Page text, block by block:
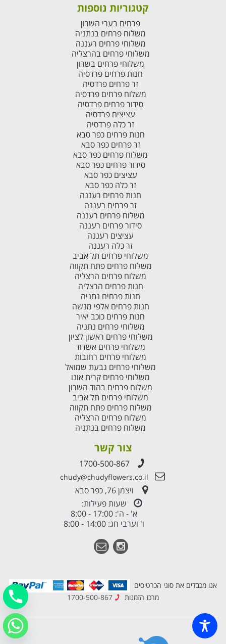
קטגוריות נוספות
פרחים בערי השרון
משלוח פרחים בנתניה
משלוחי פרחים רעננה
משלוחי פרחים בהרצליה
משלוחי פרחים בשרון
חנות פרחים פרדסיה
זר פרחים פרדסיה
משלוח פרחים פרדסיה
סידור פרחים פרדסיה
עציצים פרדסיה
זר כלה פרדסיה
חנות פרחים כפר סבא
זר פרחים כפר סבא
משלוח פרחים כפר סבא
סידור פרחים כפר סבא
עציצים כפר סבא
זר כלה כפר סבא
חנות פרחים רעננה
זר פרחים רעננה
משלוח פרחים רעננה
סידור פרחים רעננה
עציצים רעננה
זר כלה רעננה
משלוחי פרחים תל אביב
משלוח פרחים פתח תקווה
משלוח פרחים הרצליה
חנות פרחים הרצליה
חנות פרחים נתניה
חנות פרחים אלפי מנשה
חנות פרחים כוכב יאיר
משלוחי פרחים נתניה
משלוחי פרחים ראשון לציון
משלוחי פרחים אשדוד
משלוחי פרחים רחובות
משלוחי פרחים גבעת שמואל
משלוחי פרחים קרית אונו
משלוח פרחים בהוד השרון
משלוחי פרחים תל אביב
משלוח פרחים פתח תקווה
משלוח פרחים הרצליה
משלוח פרחים בנתניה
צור קשר
1700-500-867
chudy@chudyflowers.co.il
ויצמן 76, כפר סבא
שעות פעילות:
א' - ה': 17:00 - 8:00
ו' וערבי חג: 14:00 - 8:00
אנו מכבדים את סוגי הכרטיסים
מרכז הזמנות